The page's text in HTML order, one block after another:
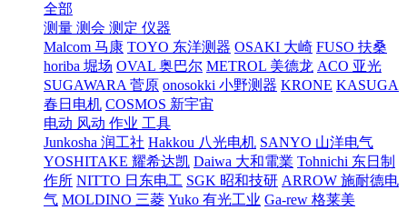
全部
测量 测会 测定 仪器
Malcom 马康 TOYO 东洋测器 OSAKI 大崎 FUSO 扶桑
horiba 堀场 OVAL 奥巴尔 METROL 美德龙 ACO 亚光
SUGAWARA 菅原 onosokki 小野测器 KRONE KASUGA
春日电机 COSMOS 新宇宙
电动 风动 作业 工具
Junkosha 润工社 Hakkou 八光电机 SANYO 山洋电气
YOSHITAKE 耀希达凯 Daiwa 大和電業 Tohnichi 东日制
作所 NITTO 日东电工 SGK 昭和技研 ARROW 施耐德电
气 MOLDINO 三菱 Yuko 有光工业 Ga-rew 格莱美